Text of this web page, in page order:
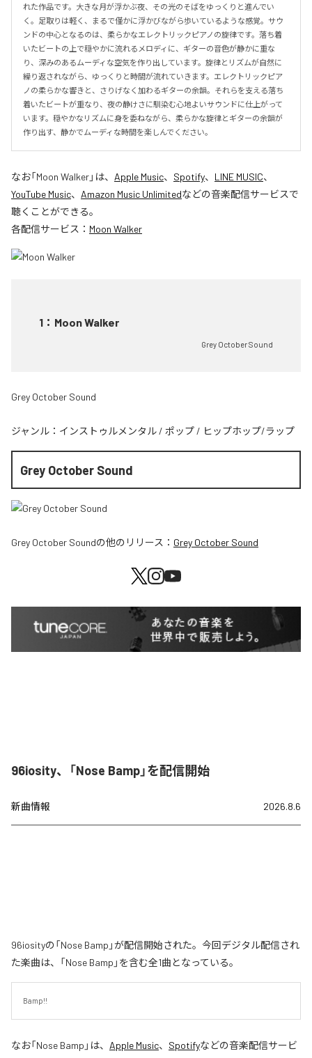
れた作品です。大きな月が浮かぶ夜、その光のそばをゆっくりと進んでい
く。足取りは軽く、まるで僅かに浮かびながら歩いているような感覚。サウ
ンドの中心となるのは、柔らかなエレクトリックピアノの旋律です。落ち着
いたビートの上で穏やかに流れるメロディに、ギターの音色が静かに重な
り、深みのあるムーディな空気を作り出しています。旋律とリズムが自然に
繰り返されながら、ゆっくりと時間が流れていきます。エレクトリックピア
ノの柔らかな響きと、さりげなく加わるギターの余韻。それらを支える落ち
着いたビートが重なり、夜の静けさに馴染む心地よいサウンドに仕上がって
います。穏やかなリズムに身を委ねながら、柔らかな旋律とギターの余韻が
作り出す、静かでムーディな時間を楽しんでください。
なお「Moon Walker」は、 Apple Music、 Spotify、 LINE MUSIC、
YouTube Music、 Amazon Music Unlimitedなどの音楽配信サービスで
聴くことができる。
各配信サービス： Moon Walker
1 ： Moon Walker
Grey October Sound
Grey October Sound
ジャンル： インストゥルメンタル / ポップ / ヒップホップ/ラップ
Grey October Sound
Grey October Soundの他のリリース： Grey October Sound
96iosity、「Nose Bamp」を配信開始
新曲情報 2026.8.6
96iosityの「Nose Bamp」が配信開始された。今回デジタル配信され
た楽曲は、「Nose Bamp」を含む全1曲となっている。
Bamp!!
なお「Nose Bamp 」は、 Apple Music、 Spotifyなどの音楽配信サービ